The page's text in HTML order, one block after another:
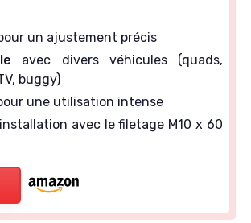
un ajustement précis
avec divers véhicules (quads,
buggy)
une utilisation intense
avec le filetage M10 x 60